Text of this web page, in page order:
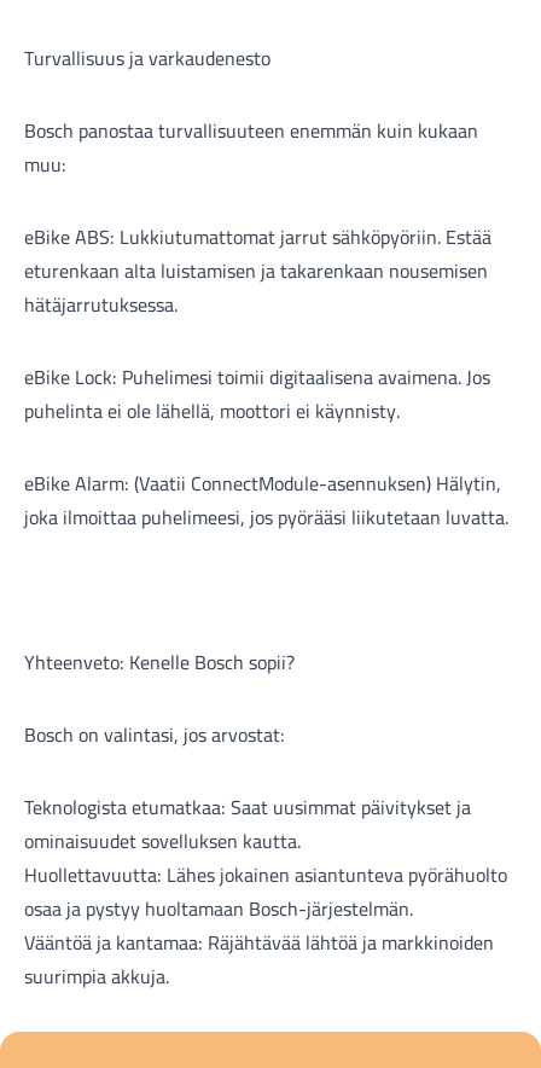
Turvallisuus ja varkaudenesto
Bosch panostaa turvallisuuteen enemmän kuin kukaan
muu:
eBike ABS: Lukkiutumattomat jarrut sähköpyöriin. Estää
eturenkaan alta luistamisen ja takarenkaan nousemisen
hätäjarrutuksessa.
eBike Lock: Puhelimesi toimii digitaalisena avaimena. Jos
puhelinta ei ole lähellä, moottori ei käynnisty.
eBike Alarm: (Vaatii ConnectModule-asennuksen) Hälytin,
joka ilmoittaa puhelimeesi, jos pyörääsi liikutetaan luvatta.
Yhteenveto: Kenelle Bosch sopii?
Bosch on valintasi, jos arvostat:
Teknologista etumatkaa: Saat uusimmat päivitykset ja
ominaisuudet sovelluksen kautta.
Huollettavuutta: Lähes jokainen asiantunteva pyörähuolto
osaa ja pystyy huoltamaan Bosch-järjestelmän.
Vääntöä ja kantamaa: Räjähtävää lähtöä ja markkinoiden
suurimpia akkuja.